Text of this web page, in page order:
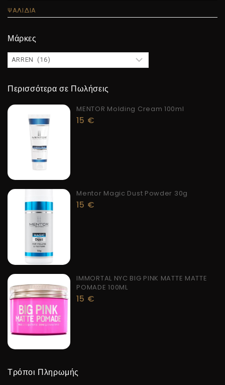
ΨΑΛΙΔΙΑ
Μάρκες
Περισσότερα σε Πωλήσεις
MENTOR Molding Cream 100ml
15 €
Mentor Magic Dust Powder 30g
15 €
IMMORTAL NYC BIG PINK MATTE MATTE
POMADE 100ML
15 €
Τρόποι Πληρωμής